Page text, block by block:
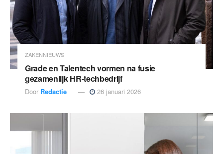
ZAKENNIEUWS
Grade en Talentech vormen na fusie
gezamenlijk HR-techbedrijf
Door Redactie 26 januari 2026